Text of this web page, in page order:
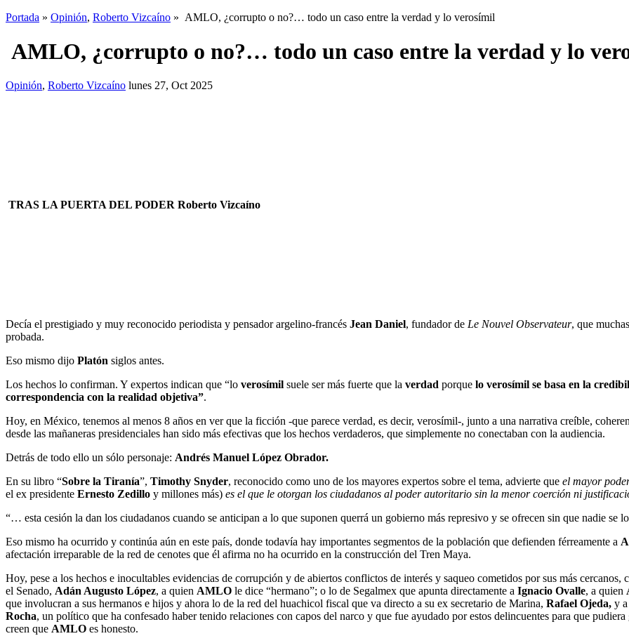
Portada » Opinión, Roberto Vizcaíno » AMLO, ¿corrupto o no?… todo un caso entre la verdad y lo verosímil
AMLO, ¿corrupto o no?… todo un caso entre la verdad y lo
Opinión, Roberto Vizcaíno lunes 27, Oct 2025
TRAS LA PUERTA DEL PODER Roberto Vizcaíno
Decía el prestigiado y muy reconocido periodista y pensador argelino-francés Jean Daniel, fundador de Le Nouvel Observateur, que
probada.
Eso mismo dijo Platón siglos antes.
Los hechos lo confirman. Y expertos indican que “lo verosímil suele ser más fuerte que la verdad porque lo verosímil se basa en la
correspondencia con la realidad objetiva”.
Hoy, en México, tenemos al menos 8 años en ver que la ficción -que parece verdad, es decir, verosímil-, junto a una narrativa creíble,
desde las mañaneras presidenciales han sido más efectivas que los hechos verdaderos, que simplemente no conectaban con la audiencia.
Detrás de todo ello un sólo personaje: Andrés Manuel López Obrador.
En su libro “Sobre la Tiranía”, Timothy Snyder, reconocido como uno de los mayores expertos sobre el tema, advierte que el mayor
el ex presidente Ernesto Zedillo y millones más) es el que le otorgan los ciudadanos al poder autoritario sin la menor coerción ni
“… esta cesión la dan los ciudadanos cuando se anticipan a lo que suponen querrá un gobierno más represivo y se ofrecen sin que nadie se
Eso mismo ha ocurrido y continúa aún en este país, donde todavía hay importantes segmentos de la población que defienden férreamente a
afectación irreparable de la red de cenotes que él afirma no ha ocurrido en la construcción del Tren Maya.
Hoy, pese a los hechos e inocultables evidencias de corrupción y de abiertos conflictos de interés y saqueo cometidos por sus más cercanos,
el Senado, Adán Augusto López, a quien AMLO le dice “hermano”; o lo de Segalmex que apunta directamente a Ignacio Ovalle, a quien
que involucran a sus hermanos e hijos y ahora lo de la red del huachicol fiscal que va directo a su ex secretario de Marina, Rafael Ojeda, y
Rocha, un político que ha confesado haber tenido relaciones con capos del narco y que fue ayudado por estos delincuentes para que
creen que AMLO es honesto.